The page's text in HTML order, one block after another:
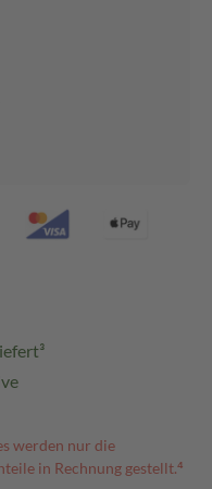
werden nur die
in Rechnung gestellt.⁴